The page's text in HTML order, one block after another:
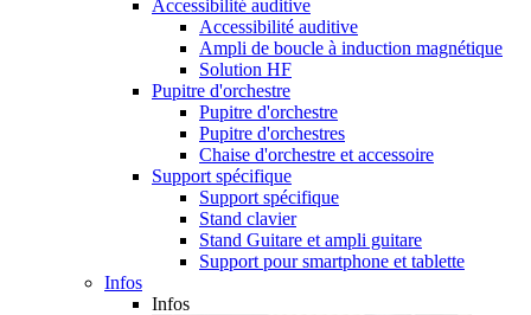
Accessibilité auditive
Accessibilité auditive
Ampli de boucle à induction magnétique
Solution HF
Pupitre d'orchestre
Pupitre d'orchestre
Pupitre d'orchestres
Chaise d'orchestre et accessoire
Support spécifique
Support spécifique
Stand clavier
Stand Guitare et ampli guitare
Support pour smartphone et tablette
Infos
Infos